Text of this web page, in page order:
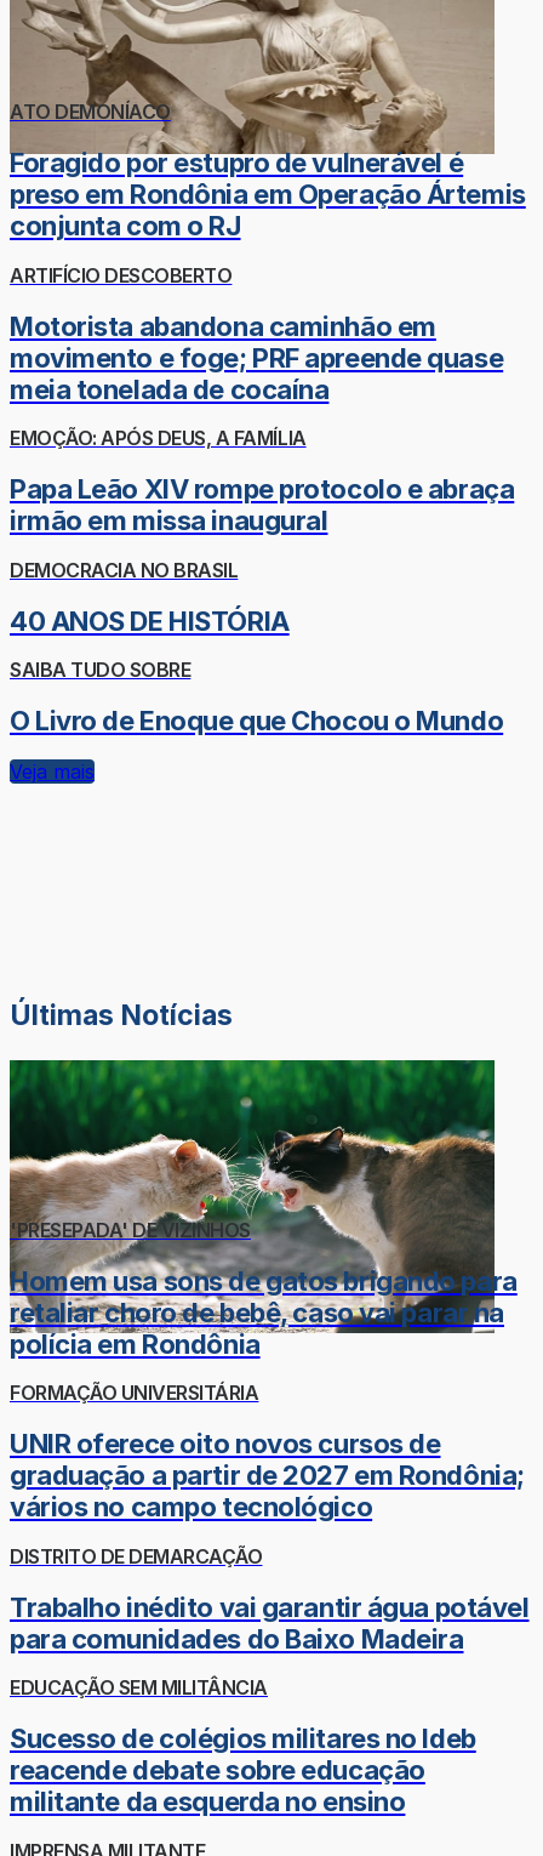
ATO DEMONÍACO
Foragido por estupro de vulnerável é
preso em Rondônia em Operação Ártemis
conjunta com o RJ
ARTIFÍCIO DESCOBERTO
Motorista abandona caminhão em
movimento e foge; PRF apreende quase
meia tonelada de cocaína
EMOÇÃO: APÓS DEUS, A FAMÍLIA
Papa Leão XIV rompe protocolo e abraça
irmão em missa inaugural
DEMOCRACIA NO BRASIL
40 ANOS DE HISTÓRIA
SAIBA TUDO SOBRE
O Livro de Enoque que Chocou o Mundo
Veja mais
Últimas Notícias
'PRESEPADA' DE VIZINHOS
Homem usa sons de gatos brigando para
retaliar choro de bebê, caso vai parar na
polícia em Rondônia
FORMAÇÃO UNIVERSITÁRIA
UNIR oferece oito novos cursos de
graduação a partir de 2027 em Rondônia;
vários no campo tecnológico
DISTRITO DE DEMARCAÇÃO
Trabalho inédito vai garantir água potável
para comunidades do Baixo Madeira
EDUCAÇÃO SEM MILITÂNCIA
Sucesso de colégios militares no Ideb
reacende debate sobre educação
militante da esquerda no ensino
IMPRENSA MILITANTE